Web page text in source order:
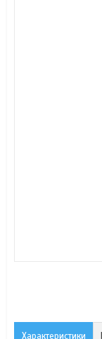
Характеристики